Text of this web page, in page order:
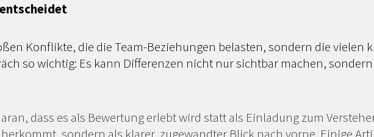
Konflikte, die die Team-Beziehungen belasten, sondern die
so wichtig: Es kann Differenzen nicht nur sichtbar machen,
dass es als Bewertung erlebt wird statt als Einladung zum
sondern als klarer, zugewandter Blick nach vorne. Einige